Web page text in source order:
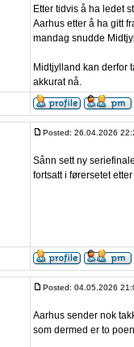
Etter tidvis å ha ledet
Aarhus etter å ha gitt
mandag snudde
Midtjylland kan derfor
akkurat nå.
Posted: 26.04.2026
Sånn sett ny
fortsatt i førersetet
Posted: 04.05.2026
Aarhus sender nok
som dermed er to